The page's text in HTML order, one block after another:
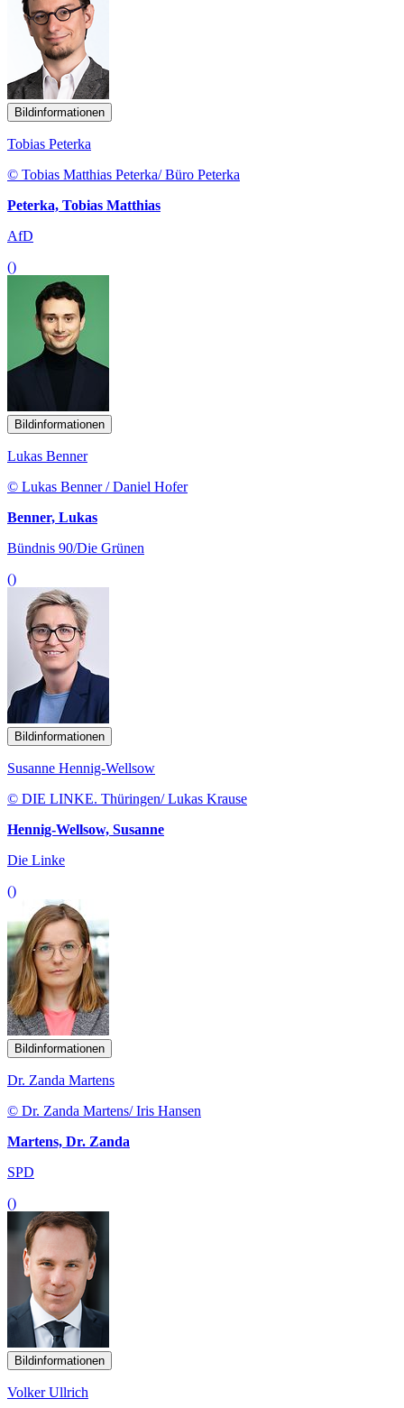
Bildinformationen
Tobias Peterka
© Tobias Matthias Peterka/ Büro Peterka
Peterka, Tobias Matthias
AfD
()
Bildinformationen
Lukas Benner
© Lukas Benner / Daniel Hofer
Benner, Lukas
Bündnis 90/Die Grünen
()
Bildinformationen
Susanne Hennig-Wellsow
© DIE LINKE. Thüringen/ Lukas Krause
Hennig-Wellsow, Susanne
Die Linke
()
Bildinformationen
Dr. Zanda Martens
© Dr. Zanda Martens/ Iris Hansen
Martens, Dr. Zanda
SPD
()
Bildinformationen
Volker Ullrich